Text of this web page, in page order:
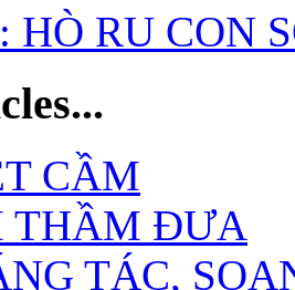
HÒ RU CON
CẦM
THẦM ĐƯA
TÁC,